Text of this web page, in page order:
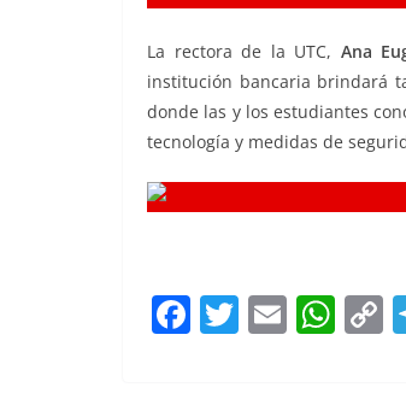
La rectora de la UTC, Ana
institución bancaria brindará
donde las y los estudiantes
tecnología y medidas de
F T E W C